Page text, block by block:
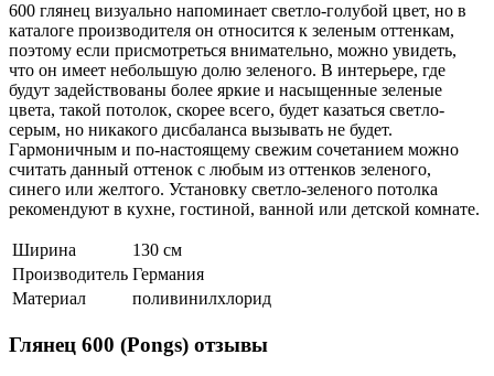
600 глянец визуально напоминает светло-голубой цвет, но в
каталоге производителя он относится к зеленым оттенкам,
поэтому если присмотреться внимательно, можно увидеть,
что он имеет небольшую долю зеленого. В интерьере, где
будут задействованы более яркие и насыщенные зеленые
цвета, такой потолок, скорее всего, будет казаться светло-
серым, но никакого дисбаланса вызывать не будет.
Гармоничным и по-настоящему свежим сочетанием можно
считать данный оттенок с любым из оттенков зеленого,
синего или желтого. Установку светло-зеленого потолка
рекомендуют в кухне, гостиной, ванной или детской комнате.
Ширина
130 см
Производитель Германия
Материал
поливинилхлорид
Глянец 600 (Pongs) отзывы